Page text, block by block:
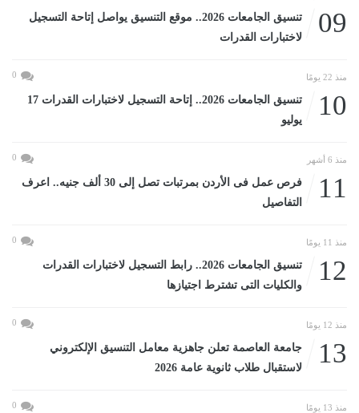
09
تنسيق الجامعات 2026.. موقع التنسيق يواصل إتاحة التسجيل
لاختبارات القدرات
منذ 22 يومًا 0
10
تنسيق الجامعات 2026.. إتاحة التسجيل لاختبارات القدرات 17
يوليو
منذ 6 أشهر 0
11
فرص عمل فى الأردن بمرتبات تصل إلى 30 ألف جنيه.. اعرف
التفاصيل
منذ 11 يومًا 0
12
تنسيق الجامعات 2026.. رابط التسجيل لاختبارات القدرات
والكليات التى تشترط اجتيازها
منذ 12 يومًا 0
13
جامعة العاصمة تعلن جاهزية معامل التنسيق الإلكتروني
لاستقبال طلاب ثانوية عامة 2026
منذ 13 يومًا 0